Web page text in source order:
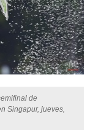
de
Singapur, jueves,